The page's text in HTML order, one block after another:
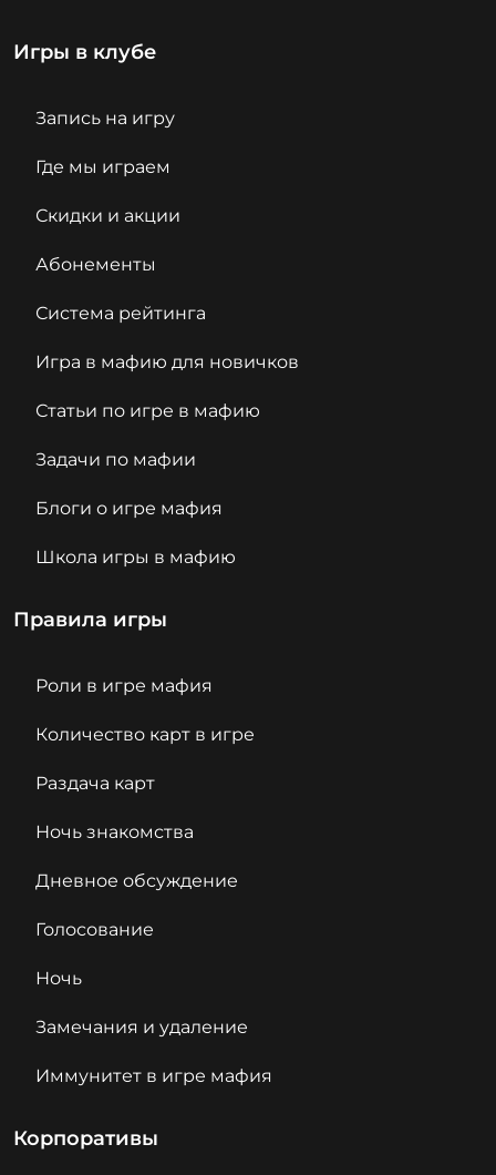
Игры в клубе
Запись на игру
Где мы играем
Скидки и акции
Абонементы
Система рейтинга
Игра в мафию для новичков
Статьи по игре в мафию
Задачи по мафии
Блоги о игре мафия
Школа игры в мафию
Правила игры
Роли в игре мафия
Количество карт в игре
Раздача карт
Ночь знакомства
Дневное обсуждение
Голосование
Ночь
Замечания и удаление
Иммунитет в игре мафия
Корпоративы